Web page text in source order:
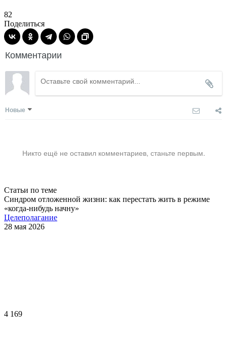
82
Поделиться
Комментарии
Новые
Никто ещё не оставил комментариев, станьте первым.
Статьи по теме
Синдром отложенной жизни: как перестать жить в режиме
«когда-нибудь начну»
Целеполагание
28 мая 2026
4 169